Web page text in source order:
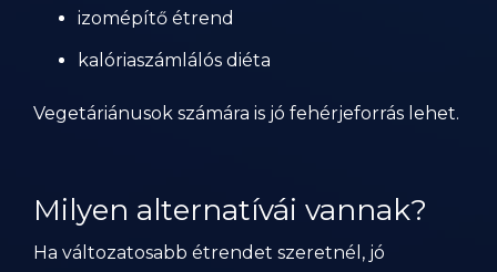
izomépítő étrend
kalóriaszámlálós diéta
Vegetáriánusok számára is jó fehérjeforrás lehet.
Milyen alternatívái vannak?
Ha változatosabb étrendet szeretnél, jó